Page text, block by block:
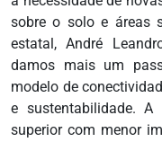
sobre o solo e áreas
estatal, André
damos mais um
modelo de
e sustentabilidade. A
superior com menor